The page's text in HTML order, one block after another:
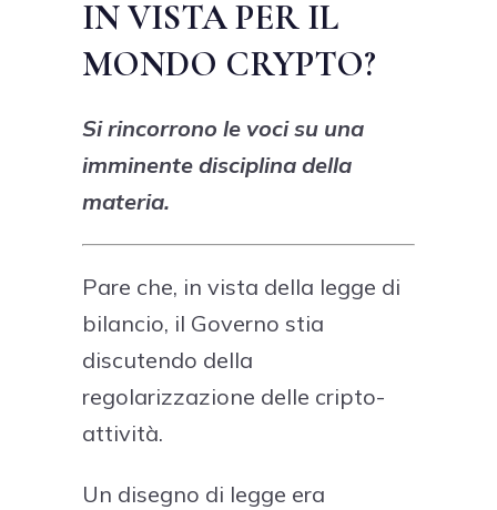
IN VISTA PER IL
MONDO CRYPTO?
Si rincorrono le voci su una
imminente disciplina della
materia.
Pare che, in vista della legge di
bilancio, il Governo stia
discutendo della
regolarizzazione delle cripto-
attività.
Un disegno di legge era